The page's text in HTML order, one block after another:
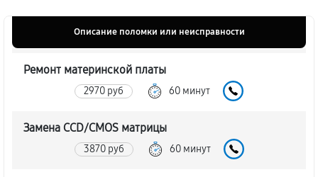
Описание поломки или неисправности
Ремонт материнской платы
2970 руб 60 минут
Замена CCD/CMOS матрицы
3870 руб 60 минут